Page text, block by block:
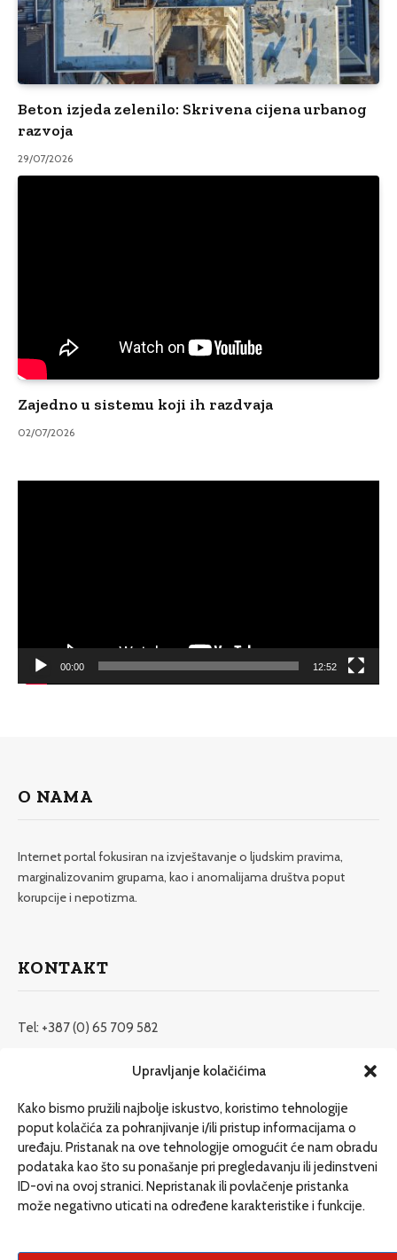
Upravljanje kolačićima
Kako bismo pružili najbolje iskustvo, koristimo tehnologije
poput kolačića za pohranjivanje i/ili pristup informacijama o
uređaju. Pristanak na ove tehnologije omogućit će nam obradu
podataka kao što su ponašanje pri pregledavanju ili jedinstveni
ID-ovi na ovoj stranici. Nepristanak ili povlačenje pristanka
može negativno uticati na određene karakteristike i funkcije.
Beton izjeda zelenilo: Skrivena cijena urbanog
razvoja
29/07/2026
Zajedno u sistemu koji ih razdvaja
02/07/2026
00:00 12:52
O NAMA
Internet portal fokusiran na izvještavanje o ljudskim pravima,
marginalizovanim grupama, kao i anomalijama društva poput
korupcije i nepotizma.
KONTAKT
Tel: +387 (0) 65 709 582
redakcija@etrafika.net
Dosije
Drugi pišu
Društvo